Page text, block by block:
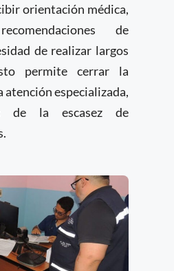
orientación médica,
de
de realizar largos
permite cerrar la
atención especializada,
de la escasez de